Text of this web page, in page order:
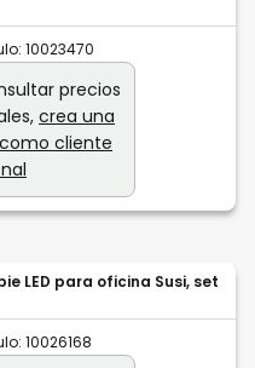
10023470
precios
crea una
cliente
LED para oficina Susi, set
10026168